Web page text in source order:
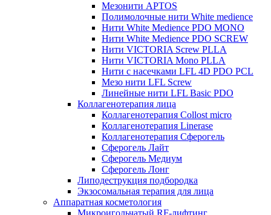
Мезонити APTOS
Полимолочные нити White medience
Нити White Medience PDO MONO
Нити White Medience PDO SCREW
Нити VICTORIA Screw PLLA
Нити VICTORIA Mono PLLA
Нити с насечками LFL 4D PDO PCL
Мезо нити LFL Screw
Линейные нити LFL Basic PDO
Коллагенотерапия лица
Коллагенотерапия Collost micro
Коллагенотерапия Linerase
Коллагенотерапия Сферогель
Сферогель Лайт
Сферогель Медиум
Сферогель Лонг
Липодеструкция подбородка
Экзосомальная терапия для лица
Аппаратная косметология
Микроигольчатый RF-лифтинг